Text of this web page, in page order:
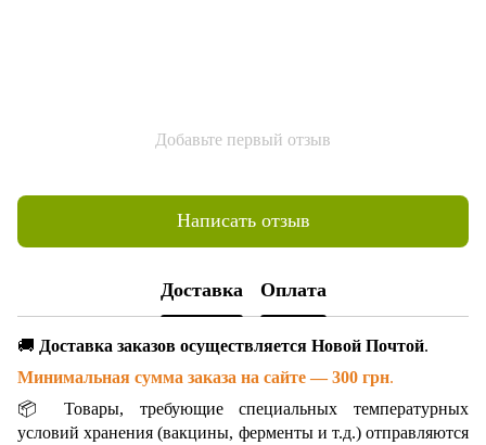
Добавьте первый отзыв
Написать отзыв
Доставка Оплата
🚚 Доставка заказов осуществляется Новой Почтой.
Минимальная сумма заказа на сайте — 300 грн.
📦 Товары, требующие специальных температурных
условий хранения (вакцины, ферменты и т.д.) отправляются